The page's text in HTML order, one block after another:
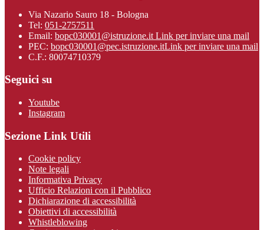
Via Nazario Sauro 18 - Bologna
Tel: 051-2757511
Email: bopc030001@istruzione.it Link per inviare una mail
PEC: bopc030001@pec.istruzione.itLink per inviare una mail
C.F.: 80074710379
Seguici su
Youtube
Instagram
Sezione Link Utili
Cookie policy
Note legali
Informativa Privacy
Ufficio Relazioni con il Pubblico
Dichiarazione di accessibilità
Obiettivi di accessibilità
Whistleblowing